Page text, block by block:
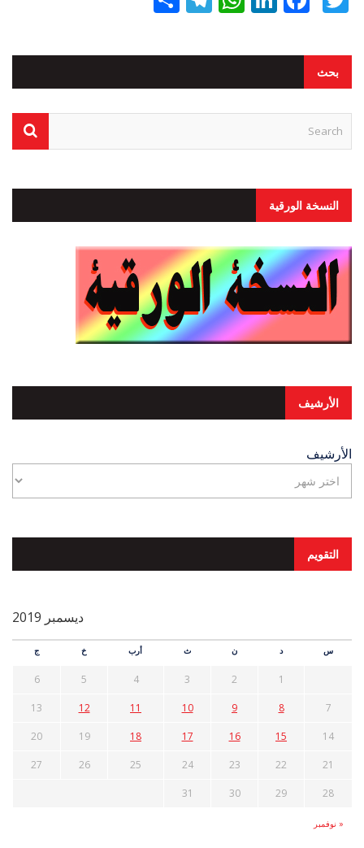
بحث
النسخة الورقية
الأرشيف
الأرشيف
التقويم
ديسمبر 2019
س د ن ث أرب خ ج
« نوفمبر
1
2
3
4
5
6
7
8
9
10
11
12
13
14
15
16
17
18
19
20
21
22
23
24
25
26
27
28
29
30
31